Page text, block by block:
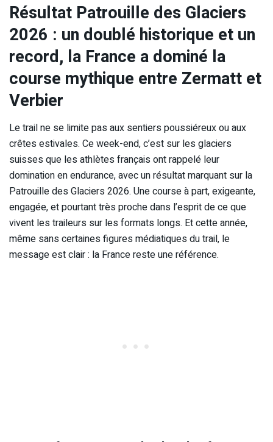
Résultat Patrouille des Glaciers
2026 : un doublé historique et un
record, la France a dominé la
course mythique entre Zermatt et
Verbier
Le trail ne se limite pas aux sentiers poussiéreux ou aux
crêtes estivales. Ce week-end, c’est sur les glaciers
suisses que les athlètes français ont rappelé leur
domination en endurance, avec un résultat marquant sur la
Patrouille des Glaciers 2026. Une course à part, exigeante,
engagée, et pourtant très proche dans l’esprit de ce que
vivent les traileurs sur les formats longs. Et cette année,
même sans certaines figures médiatiques du trail, le
message est clair : la France reste une référence.